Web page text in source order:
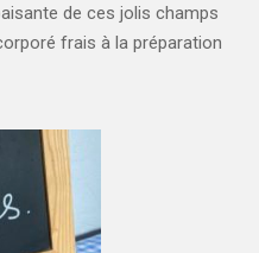
de ces jolis champs
frais à la préparation